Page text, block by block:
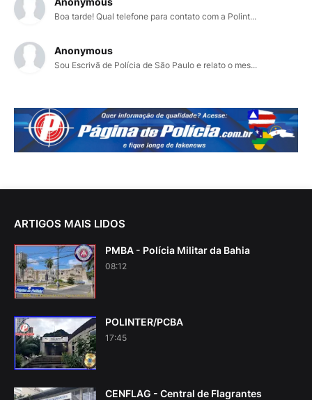
Boa tarde! Qual telefone para contato com a Polint...
Anonymous
Sou Escrivã de Polícia de São Paulo e relato o mes...
ARTIGOS MAIS LIDOS
PMBA - Polícia Militar da Bahia
08:12
POLINTER/PCBA
17:45
CENFLAG - Central de Flagrantes